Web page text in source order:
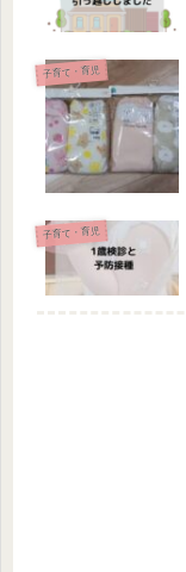
子育て・育児
子育て・育児